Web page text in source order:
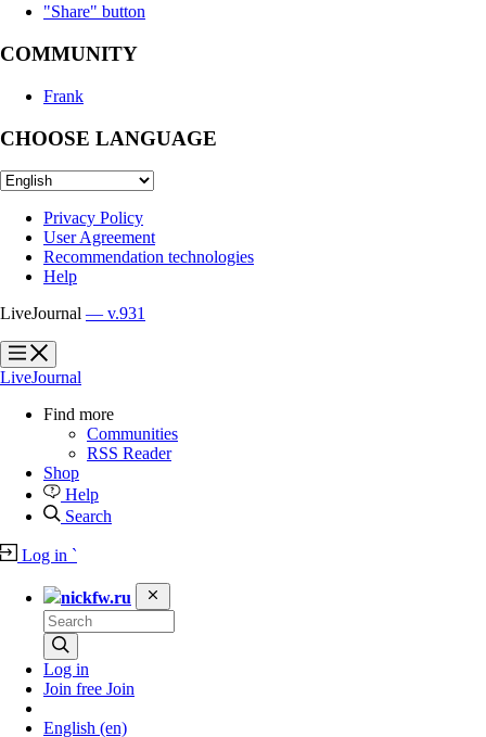
"Share" button
COMMUNITY
Frank
CHOOSE LANGUAGE
Privacy Policy
User Agreement
Recommendation technologies
Help
LiveJournal — v.931
?
?
LiveJournal
Find more
Communities
RSS Reader
Shop
Help
Search
Log in `
nickfw.ru
Log in
Join free Join
English (en)